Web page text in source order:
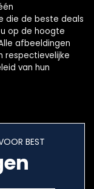
die de beste deals
op de hoogte
afbeeldingen
respectievelijke
van hun
BEST